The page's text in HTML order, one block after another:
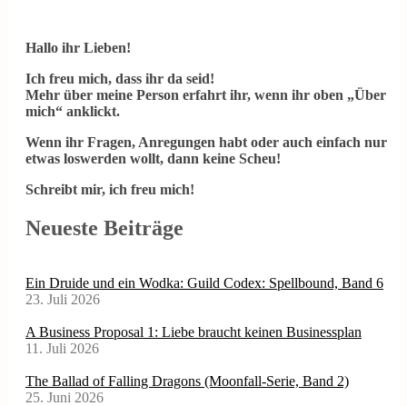
Hallo ihr Lieben!
Ich freu mich, dass ihr da seid!
Mehr über meine Person erfahrt ihr, wenn ihr oben „Über
mich“ anklickt.
Wenn ihr Fragen, Anregungen habt oder auch einfach nur
etwas loswerden wollt, dann keine Scheu!
Schreibt mir, ich freu mich!
Neueste Beiträge
Ein Druide und ein Wodka: Guild Codex: Spellbound, Band 6
23. Juli 2026
A Business Proposal 1: Liebe braucht keinen Businessplan
11. Juli 2026
The Ballad of Falling Dragons (Moonfall-Serie, Band 2)
25. Juni 2026